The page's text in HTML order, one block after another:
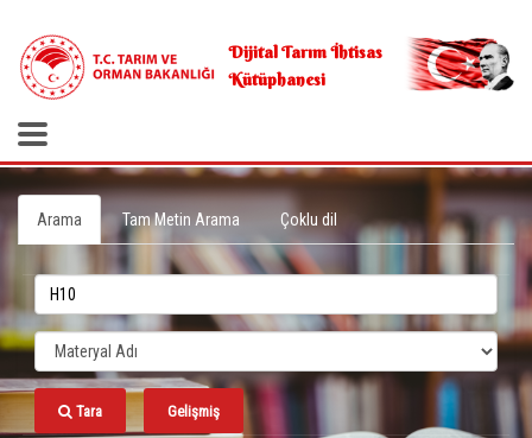
Dijital Tarım İhtisas
Kütüphanesi
Arama Tam Metin Arama Çoklu dil
Tara Gelişmiş